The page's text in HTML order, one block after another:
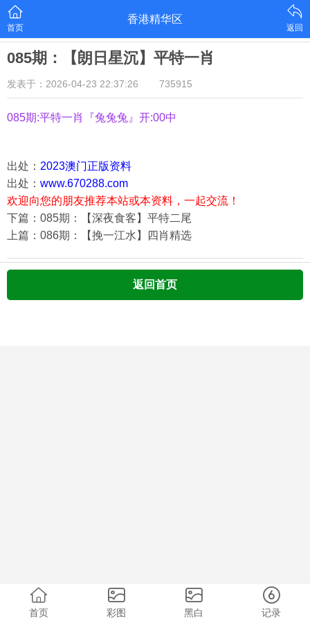
首页
香港精华区
返回
085期：【朗日星沉】平特一肖
发表于：2026-04-23 22:37:26 735915
085期:平特一肖『兔兔兔』开:00中
出处： 2023澳门正版资料
出处： www.670288.com
欢迎向您的朋友推荐本站或本资料，一起交流！
下篇：085期：【深夜食客】平特二尾
上篇：086期：【挽一江水】四肖精选
返回首页
首页 彩图 黑白 记录